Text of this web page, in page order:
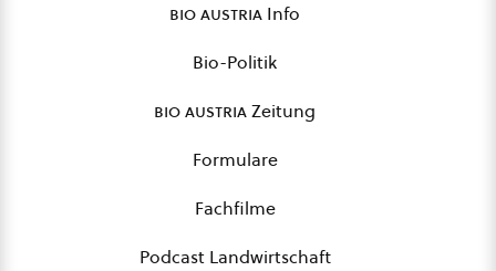
bio austria Info
Bio-Politik
bio austriaZeitung
Formulare
Fachfilme
Podcast Landwirtschaft